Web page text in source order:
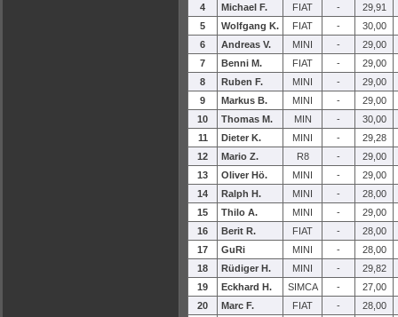
4
Michael F. FIAT -
29,91
5
Wolfgang K. FIAT -
30,00
6
Andreas V. MINI -
29,00
7
Benni M. FIAT -
29,00
8
Ruben F. MINI -
29,00
9
Markus B. MINI -
29,00
10
Thomas M. MIN -
30,00
11
Dieter K. MINI -
29,28
12
Mario Z. R8 -
29,00
13
Oliver Hö. MINI -
29,00
14
Ralph H. MINI -
28,00
15
Thilo A. MINI -
29,00
16
Berit R. FIAT -
28,00
17
GuRi MINI -
28,00
18
Rüdiger H. MINI -
29,82
19
Eckhard H. SIMCA -
27,00
20
Marc F. FIAT -
28,00